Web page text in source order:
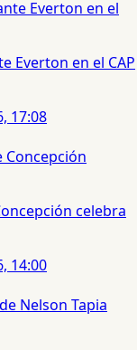
Everton en el CAP
17:08
celebra
14:00